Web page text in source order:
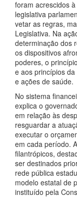
foram acrescidos
legislativa
vetar as regras,
Legislativa. Na
determinação dos
os dispositivos
poderes, o
e aos princípios
e ações de saúde.
No sistema
explica o
em relação às
resguardar a
executar o
em cada período.
filantrópicos,
ser destinados
rede pública
modelo estatal de
instituído pela